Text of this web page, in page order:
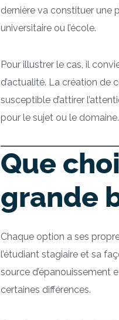
dernière va constituer une
universitaire ou l’école.
Pour illustrer le cas, il
d’actualité. La création de
susceptible d’attirer
pour le sujet ou le domaine.
Que
grande
Chaque option a ses
l’étudiant stagiaire et sa
source d’épanouissement
certaines différences.